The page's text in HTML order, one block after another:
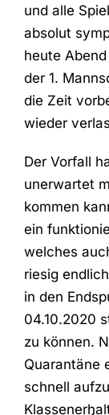
und alle
absolut
heute
der 1.
die Zeit
wieder
Der Vorfall
unerwartet
kommen
ein
welches
riesig
in den
04.10.2020
zu können.
Quarantäne
schnell